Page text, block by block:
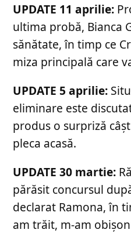
UPDATE 11 aprilie:
ultima probă, Bianca
sănătate, în timp ce
miza principală care
UPDATE 5 aprilie:
eliminare este
produs o surpriză
pleca acasă.
UPDATE 30 martie:
părăsit concursul
declarat Ramona, în
am trăit, m-am